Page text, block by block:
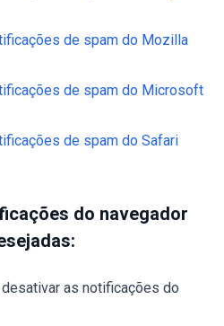
de spam do Mozilla
de spam do Microsoft
de spam do Safari
do navegador
as notificações do